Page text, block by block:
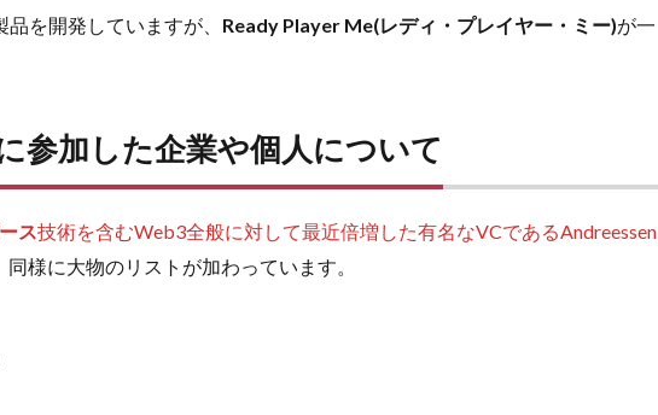
を開発していますが、 Ready Player Me(レディ・プレイヤー・ミー)が一
参加した企業や個人について
ス技術を含むWeb3全般に対して最近倍増した有名なVCであるAndreessen
、同様に大物のリストが加わっています。